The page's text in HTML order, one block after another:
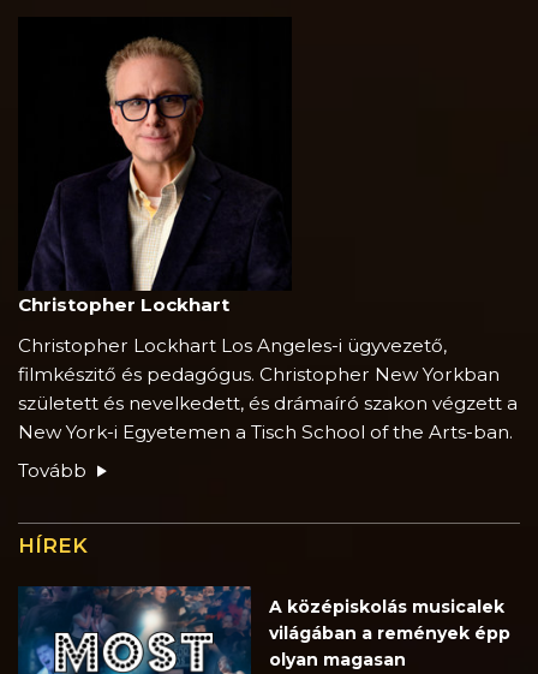
Christopher Lockhart
Christopher Lockhart Los Angeles-i ügyvezető,
filmkészitő és pedagógus. Christopher New Yorkban
született és nevelkedett, és drámaíró szakon végzett a
New York-i Egyetemen a Tisch School of the Arts-ban.
Tovább
HÍREK
A középiskolás musicalek
világában a remények épp
olyan magasan